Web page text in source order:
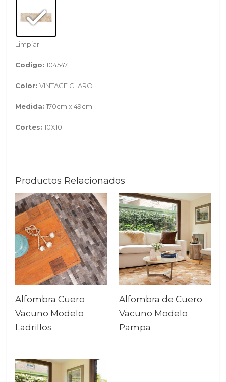
Limpiar
Codigo:1045471
Color:VINTAGE CLARO
Medida:170cm x 49cm
Cortes:10X10
Productos Relacionados
Alfombra Cuero
Vacuno Modelo
Ladrillos
Alfombra de Cuero
Vacuno Modelo
Pampa